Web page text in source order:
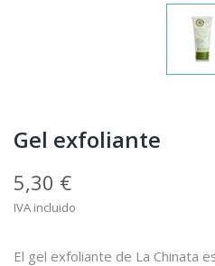
Gel exfoliante
5,30 €
IVA incluido
El gel exfoliante de La Chinata